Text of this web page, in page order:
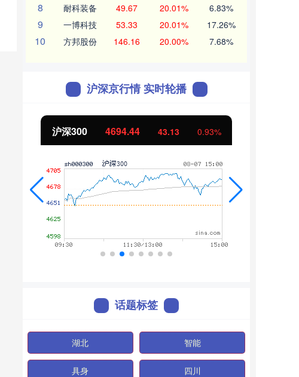
8 耐科装备 49.67 20.01% 6.83%
9 一博科技 53.33 20.01% 17.26%
10 方邦股份 146.16 20.00% 7.68%
沪深京行情 实时轮播
北证50 1134.24 11.37 1.01%
话题标签
湖北 智能
具身 四川